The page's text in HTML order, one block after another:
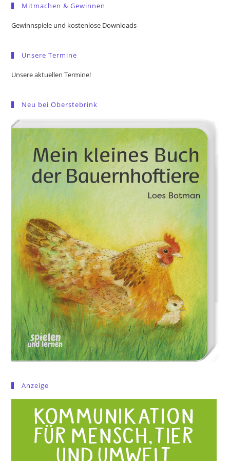
Mitmachen & Gewinnen
Gewinnspiele und kostenlose Downloads
Unsere Termine
Unsere aktuellen Termine!
Neu bei Oberstebrink
Anzeige